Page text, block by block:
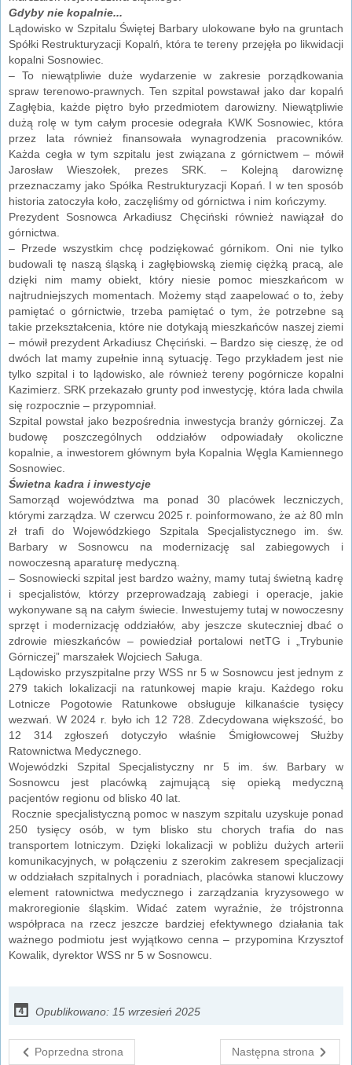
Gdyby nie kopalnie...
Lądowisko w Szpitalu Świętej Barbary ulokowane było na gruntach
Spółki Restrukturyzacji Kopalń, która te tereny przejęła po likwidacji
kopalni Sosnowiec.
– To niewątpliwie duże wydarzenie w zakresie porządkowania
spraw terenowo-prawnych. Ten szpital powstawał jako dar kopalń
Zagłębia, każde piętro było przedmiotem darowizny. Niewątpliwie
dużą rolę w tym całym procesie odegrała KWK Sosnowiec, która
przez lata również finansowała wynagrodzenia pracowników.
Każda cegła w tym szpitalu jest związana z górnictwem – mówił
Jarosław Wieszołek, prezes SRK. – Kolejną darowiznę
przeznaczamy jako Spółka Restrukturyzacji Kopań. I w ten sposób
historia zatoczyła koło, zaczęliśmy od górnictwa i nim kończymy.
Prezydent Sosnowca Arkadiusz Chęciński również nawiązał do
górnictwa.
– Przede wszystkim chcę podziękować górnikom. Oni nie tylko
budowali tę naszą śląską i zagłębiowską ziemię ciężką pracą, ale
dzięki nim mamy obiekt, który niesie pomoc mieszkańcom w
najtrudniejszych momentach. Możemy stąd zaapelować o to, żeby
pamiętać o górnictwie, trzeba pamiętać o tym, że potrzebne są
takie przekształcenia, które nie dotykają mieszkańców naszej ziemi
– mówił prezydent Arkadiusz Chęciński. – Bardzo się cieszę, że od
dwóch lat mamy zupełnie inną sytuację. Tego przykładem jest nie
tylko szpital i to lądowisko, ale również tereny pogórnicze kopalni
Kazimierz. SRK przekazało grunty pod inwestycję, która lada chwila
się rozpocznie – przypomniał.
Szpital powstał jako bezpośrednia inwestycja branży górniczej. Za
budowę poszczególnych oddziałów odpowiadały okoliczne
kopalnie, a inwestorem głównym była Kopalnia Węgla Kamiennego
Sosnowiec.
Świetna kadra i inwestycje
Samorząd województwa ma ponad 30 placówek leczniczych,
którymi zarządza. W czerwcu 2025 r. poinformowano, że aż 80 mln
zł trafi do Wojewódzkiego Szpitala Specjalistycznego im. św.
Barbary w Sosnowcu na modernizację sal zabiegowych i
nowoczesną aparaturę medyczną.
– Sosnowiecki szpital jest bardzo ważny, mamy tutaj świetną kadrę
i specjalistów, którzy przeprowadzają zabiegi i operacje, jakie
wykonywane są na całym świecie. Inwestujemy tutaj w nowoczesny
sprzęt i modernizację oddziałów, aby jeszcze skuteczniej dbać o
zdrowie mieszkańców – powiedział portalowi netTG i „Trybunie
Górniczej” marszałek Wojciech Saługa.
Lądowisko przyszpitalne przy WSS nr 5 w Sosnowcu jest jednym z
279 takich lokalizacji na ratunkowej mapie kraju. Każdego roku
Lotnicze Pogotowie Ratunkowe obsługuje kilkanaście tysięcy
wezwań. W 2024 r. było ich 12 728. Zdecydowana większość, bo
12 314 zgłoszeń dotyczyło właśnie Śmigłowcowej Służby
Ratownictwa Medycznego.
Wojewódzki Szpital Specjalistyczny nr 5 im. św. Barbary w
Sosnowcu jest placówką zajmującą się opieką medyczną
pacjentów regionu od blisko 40 lat.
Rocznie specjalistyczną pomoc w naszym szpitalu uzyskuje ponad
250 tysięcy osób, w tym blisko stu chorych trafia do nas
transportem lotniczym. Dzięki lokalizacji w pobliżu dużych arterii
komunikacyjnych, w połączeniu z szerokim zakresem specjalizacji
w oddziałach szpitalnych i poradniach, placówka stanowi kluczowy
element ratownictwa medycznego i zarządzania kryzysowego w
makroregionie śląskim. Widać zatem wyraźnie, że trójstronna
współpraca na rzecz jeszcze bardziej efektywnego działania tak
ważnego podmiotu jest wyjątkowo cenna – przypomina Krzysztof
Kowalik, dyrektor WSS nr 5 w Sosnowcu.
Opublikowano: 15 wrzesień 2025
Poprzedna strona Następna strona